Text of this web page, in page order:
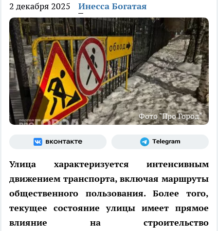
2 декабря 2025 Инесса Богатая
Фото "Про Город"
Улица характеризуется интенсивным
движением транспорта, включая маршруты
общественного пользования. Более того,
текущее состояние улицы имеет прямое
влияние на строительство